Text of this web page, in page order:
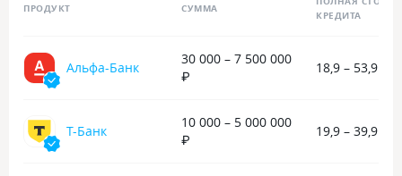
вношу нужную сумму. Так что банк
ПРОДУКТ СУММА
КРЕДИТА
Альфа-Банк
30 000 – 7 500 000
₽
18,9 – 53,9 %
Т-Банк
10 000 – 5 000 000
₽
19,9 – 39,9 %